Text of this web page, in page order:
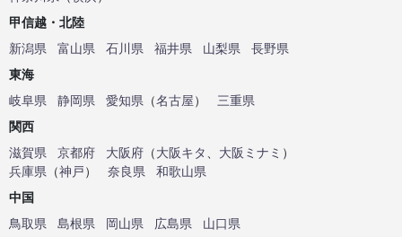
甲信越・北陸
新潟県
富山県 石川県 福井県 山梨県
長野県
東海
岐阜県
静岡県 愛知県 （名古屋）
三重県
関西
滋賀県
京都府 大阪府 （大阪キタ 大阪ミナミ ）
兵庫県 （神戸） 奈良県
和歌山県
中国
鳥取県
島根県 岡山県 広島県
山口県